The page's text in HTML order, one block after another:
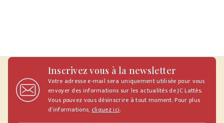
Inscrivez vous à la newsletter
Votre adresse e-mail sera uniquement utilisée pour vous
envoyer des informations sur les actualités de JC Lattès.
Vous pouvez vous désinscrire à tout moment. Pour plus
d’informations,cliquez ici.